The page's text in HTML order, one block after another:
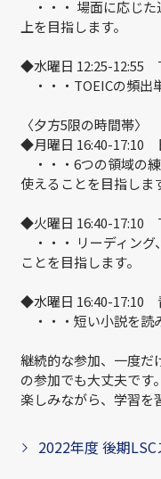
・・・ 場面に応じた
上を目指します。
◆水曜日 12:25-12:55
・・・TOEICの頻出
〈夕方5限の時間帯〉
◆月曜日 16:40-17:10
・・・6つの領域の
使えることを目指しま
◆火曜日 16:40-17:10
・・・ リーディング
ことを目指します。
◆水曜日 16:40-17:10
・・・短い小説を読
継続的な参加、一度だ
の参加でも大丈夫です。
楽しみながら、学習を
2022年度 後期LSC